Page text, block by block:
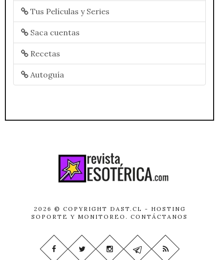
Tus Películas y Series
Saca cuentas
Recetas
Autoguía
2026 © COPYRIGHT DAST.CL - HOSTING
SOPORTE Y MONITOREO. CONTÁCTANOS